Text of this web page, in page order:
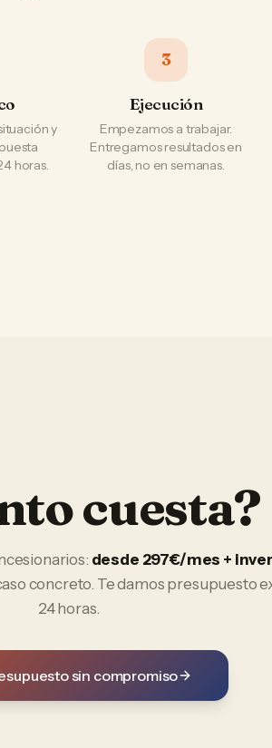
y
horas.
3
Ejecución
Empezamos a trabajar.
Entregamos resultados en
días, no en semanas.
cuesta?
: desde 297€/mes +
concreto. Te damos presupuesto
24 horas.
sin compromiso